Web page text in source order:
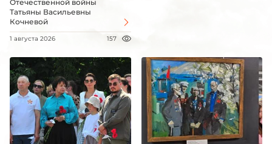
Отечественной войны
Татьяны Васильевны
Кочневой
1 августа 2026 157